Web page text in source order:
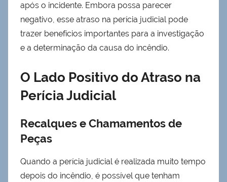
após o incidente. Embora possa parecer
negativo, esse atraso na perícia judicial pode
trazer benefícios importantes para a investigação
e a determinação da causa do incêndio.
O Lado Positivo do Atraso na
Perícia Judicial
Recalques e Chamamentos de
Peças
Quando a perícia judicial é realizada muito tempo
depois do incêndio, é possível que tenham